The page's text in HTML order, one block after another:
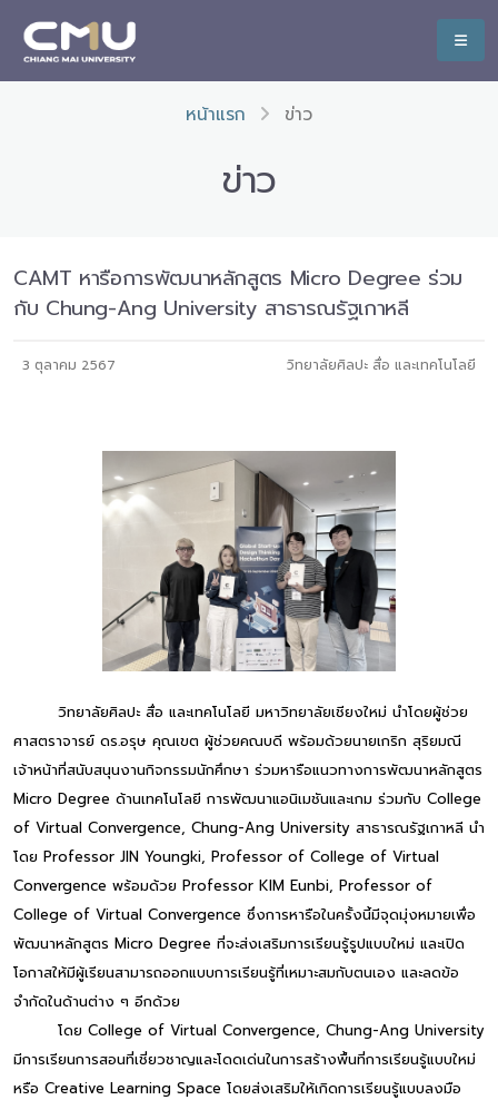
หน้าแรก ข่าว
ข่าว
CAMT หารือการพัฒนาหลักสูตร Micro Degree ร่วม
กับ Chung-Ang University สาธารณรัฐเกาหลี
3 ตุลาคม 2567 วิทยาลัยศิลปะ สื่อ และเทคโนโลยี
วิทยาลัยศิลปะ สื่อ และเทคโนโลยี มหาวิทยาลัยเชียงใหม่ นำโดยผู้ช่วย
ศาสตราจารย์ ดร.อรุษ คุณเขต ผู้ช่วยคณบดี พร้อมด้วยนายเกริก สุริยมณี
เจ้าหน้าที่สนับสนุนงานกิจกรรมนักศึกษา ร่วมหารือแนวทางการพัฒนาหลักสูตร
Micro Degree ด้านเทคโนโลยี การพัฒนาแอนิเมชันและเกม ร่วมกับ College
of Virtual Convergence, Chung-Ang University สาธารณรัฐเกาหลี นำ
โดย Professor JIN Youngki, Professor of College of Virtual
Convergence พร้อมด้วย Professor KIM Eunbi, Professor of
College of Virtual Convergence ซึ่งการหารือในครั้งนี้มีจุดมุ่งหมายเพื่อ
พัฒนาหลักสูตร Micro Degree ที่จะส่งเสริมการเรียนรู้รูปแบบใหม่ และเปิด
โอกาสให้มีผู้เรียนสามารถออกแบบการเรียนรู้ที่เหมาะสมกับตนเอง และลดข้อ
จำกัดในด้านต่าง ๆ อีกด้วย
โดย College of Virtual Convergence, Chung-Ang University
มีการเรียนการสอนที่เชี่ยวชาญและโดดเด่นในการสร้างพื้นที่การเรียนรู้แบบใหม่
หรือ Creative Learning Space โดยส่งเสริมให้เกิดการเรียนรู้แบบลงมือ